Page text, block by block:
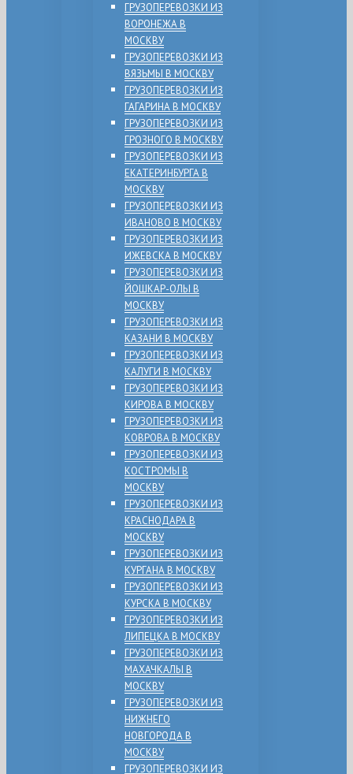
ГРУЗОПЕРЕВОЗКИ ИЗ
ВОРОНЕЖА В
МОСКВУ
ГРУЗОПЕРЕВОЗКИ ИЗ
ВЯЗЬМЫ В МОСКВУ
ГРУЗОПЕРЕВОЗКИ ИЗ
ГАГАРИНА В МОСКВУ
ГРУЗОПЕРЕВОЗКИ ИЗ
ГРОЗНОГО В МОСКВУ
ГРУЗОПЕРЕВОЗКИ ИЗ
ЕКАТЕРИНБУРГА В
МОСКВУ
ГРУЗОПЕРЕВОЗКИ ИЗ
ИВАНОВО В МОСКВУ
ГРУЗОПЕРЕВОЗКИ ИЗ
ИЖЕВСКА В МОСКВУ
ГРУЗОПЕРЕВОЗКИ ИЗ
ЙОШКАР-ОЛЫ В
МОСКВУ
ГРУЗОПЕРЕВОЗКИ ИЗ
КАЗАНИ В МОСКВУ
ГРУЗОПЕРЕВОЗКИ ИЗ
КАЛУГИ В МОСКВУ
ГРУЗОПЕРЕВОЗКИ ИЗ
КИРОВА В МОСКВУ
ГРУЗОПЕРЕВОЗКИ ИЗ
КОВРОВА В МОСКВУ
ГРУЗОПЕРЕВОЗКИ ИЗ
КОСТРОМЫ В
МОСКВУ
ГРУЗОПЕРЕВОЗКИ ИЗ
КРАСНОДАРА В
МОСКВУ
ГРУЗОПЕРЕВОЗКИ ИЗ
КУРГАНА В МОСКВУ
ГРУЗОПЕРЕВОЗКИ ИЗ
КУРСКА В МОСКВУ
ГРУЗОПЕРЕВОЗКИ ИЗ
ЛИПЕЦКА В МОСКВУ
ГРУЗОПЕРЕВОЗКИ ИЗ
МАХАЧКАЛЫ В
МОСКВУ
ГРУЗОПЕРЕВОЗКИ ИЗ
НИЖНЕГО
НОВГОРОДА В
МОСКВУ
ГРУЗОПЕРЕВОЗКИ ИЗ